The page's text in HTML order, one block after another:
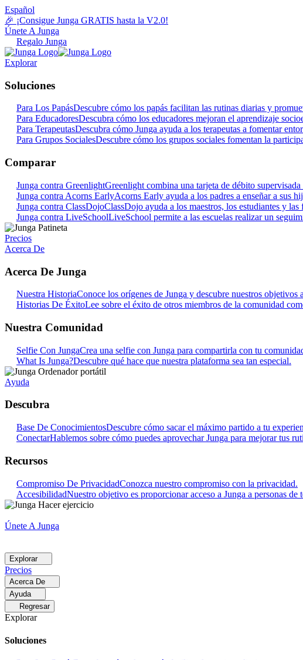
Español
🎉 ¡Consigue Junga GRATIS hasta la V2.0!
Únete A Junga
Regalo Junga
Explorar
Soluciones
Para Los PapásDescubre cómo los papás facilitan las rutinas diarias y
Para EducadoresDescubra cómo los educadores mejoran el aprendizaje
Para TerapeutasDescubra cómo Junga ayuda a los terapeutas a fomentar
Para Grupos SocialesDescubre cómo los grupos sociales fomentan la
Comparar
Junga contra GreenlightGreenlight combina una tarjeta de débito
Junga contra Acorns EarlyAcorns Early ayuda a los padres a enseñar a sus
Junga contra ClassDojoClassDojo ayuda a los maestros, los estudiantes y
Junga contra LiveSchoolLiveSchool permite a las escuelas realizar un
Precios
Acerca De
Acerca De Junga
Nuestra HistoriaConoce los orígenes de Junga y descubre nuestros objetivos
Historias De ÉxitoLee sobre el éxito de otros miembros de la comunidad
Nuestra Comunidad
Selfie Con JungaCrea una selfie con Junga para compartirla con tu
What Is Junga?Descubre qué hace que nuestra plataforma sea tan especial.
Ayuda
Descubra
Base De ConocimientosDescubre cómo sacar el máximo partido a tu
ConectarHablemos sobre cómo puedes aprovechar Junga para mejorar tus
Recursos
Compromiso De PrivacidadConozca nuestro compromiso con la privacidad.
AccesibilidadNuestro objetivo es proporcionar acceso a Junga a personas de
Únete A Junga
Explorar
Precios
Acerca De
Ayuda
Regresar
Explorar
Soluciones